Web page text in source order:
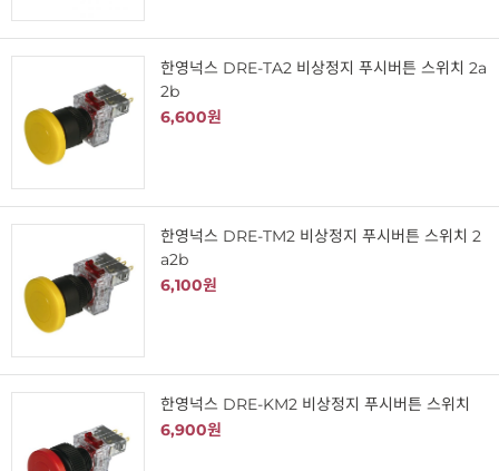
한영넉스 DRE-TA2 비상정지 푸시버튼 스위치 2a
2b
6,600원
한영넉스 DRE-TM2 비상정지 푸시버튼 스위치 2
a2b
6,100원
한영넉스 DRE-KM2 비상정지 푸시버튼 스위치
6,900원